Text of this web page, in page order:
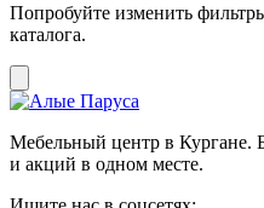
Попробуйте изменить
каталога.
Мебельный центр в Кургане.
и акций в одном месте.